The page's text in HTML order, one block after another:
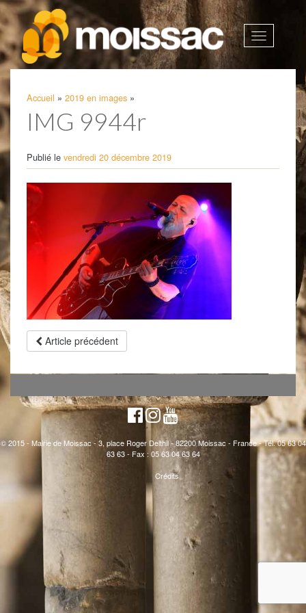
Afficher
Accueil » 2019 en images »
IMG 9944r
Publié le vendredi 20 décembre 2019
Article précédent
© 2015 - Mairie de Moissac - 3, place Roger Delthil - 82200 Moissac - France - Tél. 05 63 04
63 63 - Fax : 05 63 04 63 64
Crédits